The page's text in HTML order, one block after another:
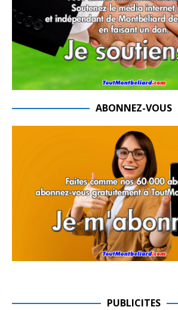
ABONNEZ-VOUS
PUBLICITES